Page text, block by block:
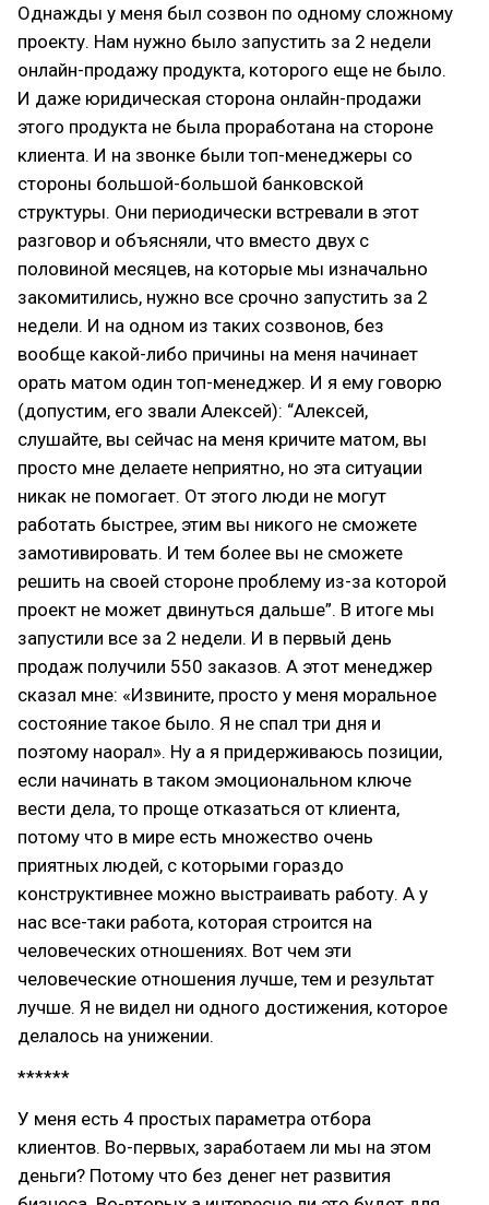
Однажды у меня был созвон по одному сложному
проекту. Нам нужно было запустить за 2 недели
онлайн-продажу продукта, которого еще не было.
И даже юридическая сторона онлайн-продажи
этого продукта не была проработана на стороне
клиента. И на звонке были топ-менеджеры со
стороны большой-большой банковской
структуры. Они периодически встревали в этот
разговор и объясняли, что вместо двух с
половиной месяцев, на которые мы изначально
закомитились, нужно все срочно запустить за 2
недели. И на одном из таких созвонов, без
вообще какой-либо причины на меня начинает
орать матом один топ-менеджер. И я ему говорю
(допустим, его звали Алексей): “Алексей,
слушайте, вы сейчас на меня кричите матом, вы
просто мне делаете неприятно, но эта ситуации
никак не помогает. От этого люди не могут
работать быстрее, этим вы никого не сможете
замотивировать. И тем более вы не сможете
решить на своей стороне проблему из-за которой
проект не может двинуться дальше”. В итоге мы
запустили все за 2 недели. И в первый день
продаж получили 550 заказов. А этот менеджер
сказал мне: «Извините, просто у меня моральное
состояние такое было. Я не спал три дня и
поэтому наорал». Ну а я придерживаюсь позиции,
если начинать в таком эмоциональном ключе
вести дела, то проще отказаться от клиента,
потому что в мире есть множество очень
приятных людей, с которыми гораздо
конструктивнее можно выстраивать работу. А у
нас все-таки работа, которая строится на
человеческих отношениях. Вот чем эти
человеческие отношения лучше, тем и результат
лучше. Я не видел ни одного достижения, которое
делалось на унижении.
******
У меня есть 4 простых параметра отбора
клиентов. Во-первых, заработаем ли мы на этом
деньги? Потому что без денег нет развития